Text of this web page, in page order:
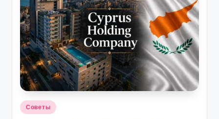
Опубликовано
Советы